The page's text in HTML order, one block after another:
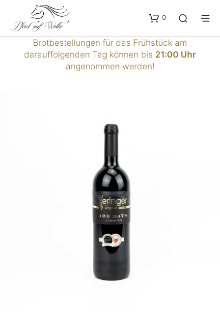
0
Brotbestellungen für das Frühstück am
darauffolgenden Tag können bis 21:00 Uhr
angenommen werden!